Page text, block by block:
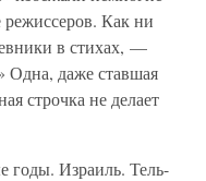
Как ни
в стихах, —
Одна, даже ставшая
строчка не делает
годы. Израиль. Тель-